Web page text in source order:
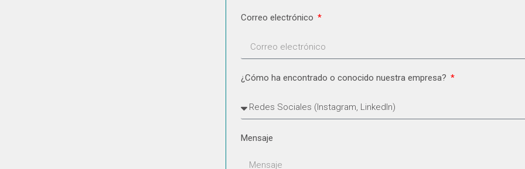
Correo electrónico
¿Cómo ha encontrado o conocido nuestra empresa?
Mensaje